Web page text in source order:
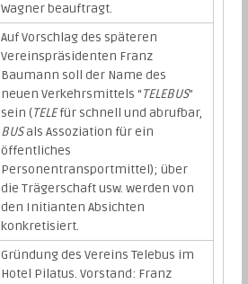
Wagner beauftragt.
Auf Vorschlag des späteren
Vereinspräsidenten Franz
Baumann soll der Name des
neuen Verkehrsmittels “TELEBUS”
sein (TELEfür schnell und abrufbar,
BUSals Assoziation für ein
öffentliches
Personentransportmittel); über
die Trägerschaft usw. werden von
den Initianten Absichten
konkretisiert.
Gründung des Vereins Telebus im
Hotel Pilatus. Vorstand: Franz